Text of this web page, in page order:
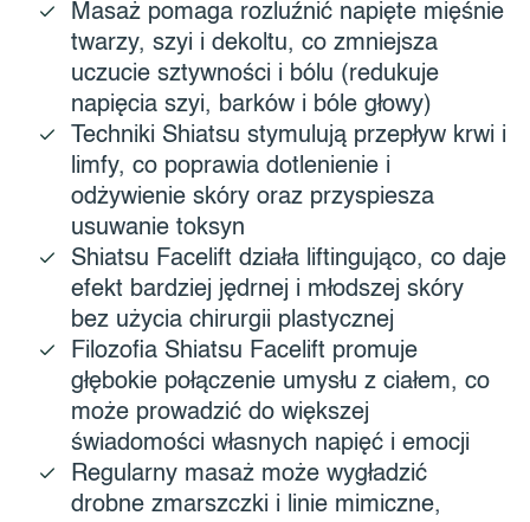
Masaż pomaga rozluźnić napięte mięśnie
twarzy, szyi i dekoltu, co zmniejsza
uczucie sztywności i bólu (redukuje
napięcia szyi, barków i bóle głowy)
Techniki Shiatsu stymulują przepływ krwi i
limfy, co poprawia dotlenienie i
odżywienie skóry oraz przyspiesza
usuwanie toksyn
Shiatsu Facelift działa liftingująco, co daje
efekt bardziej jędrnej i młodszej skóry
bez użycia chirurgii plastycznej
Filozofia Shiatsu Facelift promuje
głębokie połączenie umysłu z ciałem, co
może prowadzić do większej
świadomości własnych napięć i emocji
Regularny masaż może wygładzić
drobne zmarszczki i linie mimiczne,